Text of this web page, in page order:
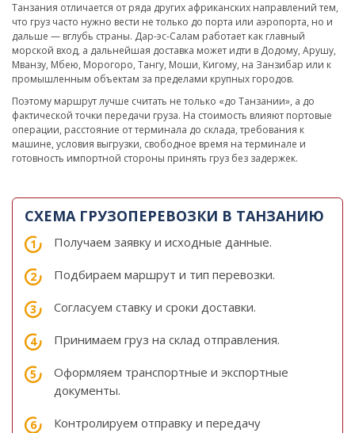
Танзания отличается от ряда других африканских направлений тем,
что груз часто нужно вести не только до порта или аэропорта, но и
дальше — вглубь страны. Дар-эс-Салам работает как главный
морской вход, а дальнейшая доставка может идти в Додому, Арушу,
Мванзу, Мбею, Морогоро, Тангу, Моши, Кигому, на Занзибар или к
промышленным объектам за пределами крупных городов.
Поэтому маршрут лучше считать не только «до Танзании», а до
фактической точки передачи груза. На стоимость влияют портовые
операции, расстояние от терминала до склада, требования к
машине, условия выгрузки, свободное время на терминале и
готовность импортной стороны принять груз без задержек.
СХЕМА ГРУЗОПЕРЕВОЗКИ В ТАНЗАНИЮ
Получаем заявку и исходные данные.
Подбираем маршрут и тип перевозки.
Согласуем ставку и сроки доставки.
Принимаем груз на склад отправления.
Оформляем транспортные и экспортные
документы.
Контролируем отправку и передачу